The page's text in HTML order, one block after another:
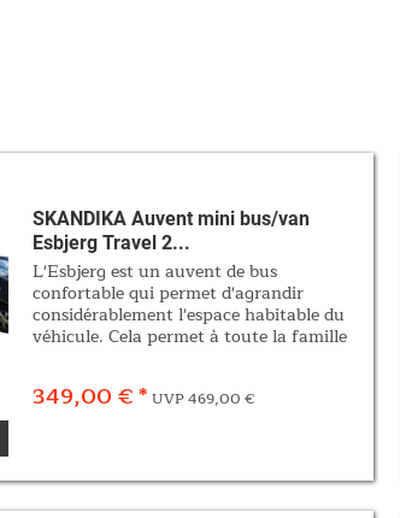
SKANDIKA Auvent mini bus/van
Esbjerg Travel 2...
L'Esbjerg est un auvent de bus
confortable qui permet d'agrandir
considérablement l'espace habitable du
véhicule. Cela permet à toute la famille
excursion...
349,00 € * UVP 469,00 €